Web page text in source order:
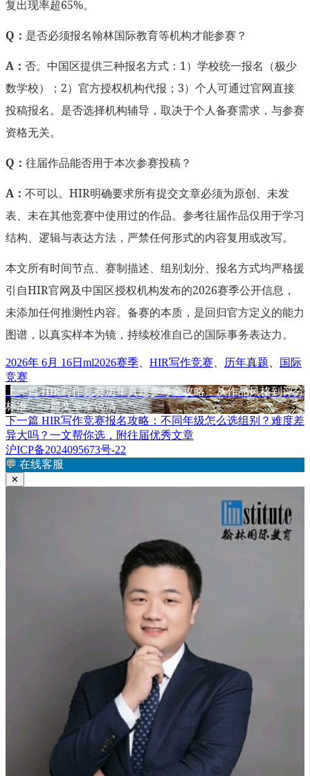
复出现率超65%。
Q： 是否必须报名翰林国际教育等机构才能参赛？
A： 否。中国区提供三种报名方式：1）学校统一报名（极少
数学校）；2）官方授权机构代报；3）个人可通过官网直接
投稿报名。是否选择机构辅导，取决于个人备赛需求，与参赛
资格无关。
Q： 往届作品能否用于本次参赛投稿？
A： 不可以。HIR明确要求所有提交文章必须为原创、未发
表、未在其他竞赛中使用过的作品。参考往届作品仅用于学习
结构、逻辑与表达方法，严禁任何形式的内容复用或改写。
本文所有时间节点、赛制描述、组别划分、报名方式均严格援
引自HIR官网及中国区授权机构发布的2026赛季公开信息，
未添加任何推测性内容。备赛的本质，是回归官方定义的能力
图谱，以真实样本为镜，持续校准自己的国际事务表达力。
发
布
于
2026年 6月 16日 作
ml标
2026赛季 HIR写作竞赛 历年真题
国际
竞赛
文
章
导
航
上一篇上
篇
文
章：
HIR写作竞赛历年真题参考全攻略：从作品风格到评分
标准，一篇文章全说清
下一篇 下
篇
文
章：
HIR写作竞赛报名攻略：不同年级怎么选组别？难度差
异大吗？一文帮你选，附往届优秀文章
沪ICP备2024095673号-22
💬 在线客服
✕